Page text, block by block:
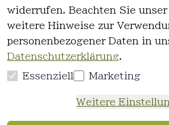
widerrufen. Beachten Sie unser
weitere Hinweise zur
personenbezogener Daten in
Datenschutzerklärung.
Essenziell Marketing
Weitere
Widerrufsre
cht
widerrufen